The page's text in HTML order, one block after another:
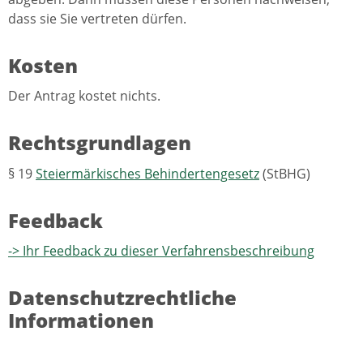
dass sie Sie vertreten dürfen.
Kosten
Der Antrag kostet nichts.
Rechtsgrundlagen
§ 19Steiermärkisches Behindertengesetz(StBHG)
Feedback
-> Ihr Feedback zu dieser Verfahrensbeschreibung
Datenschutzrechtliche
Informationen